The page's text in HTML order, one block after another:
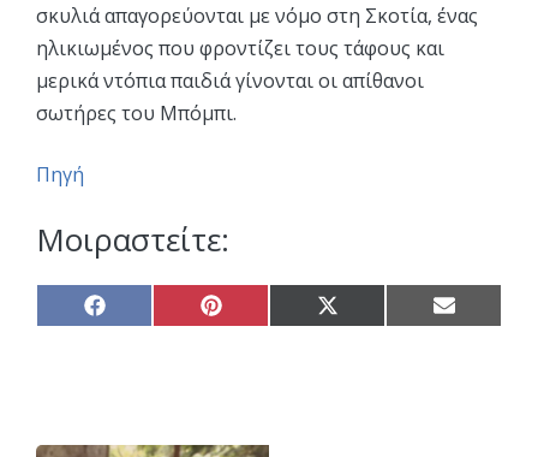
σκυλιά απαγορεύονται με νόμο στη Σκοτία, ένας
ηλικιωμένος που φροντίζει τους τάφους και
μερικά ντόπια παιδιά γίνονται οι απίθανοι
σωτήρες του Μπόμπι.
Πηγή
Μοιραστείτε:
Share
on
Share
on
Share
on
Share
on